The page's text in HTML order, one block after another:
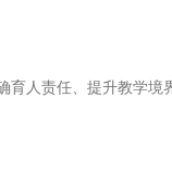
育人责任、提升教学境